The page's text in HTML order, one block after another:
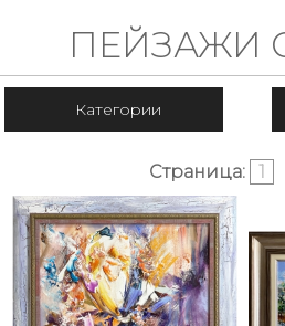
ВСИЧКИ
ПЕЙЗАЖ
НАТЮРМОРТ
АБСТРАКТ
ПЕЙЗАЖИ
Категории
Страница: 1